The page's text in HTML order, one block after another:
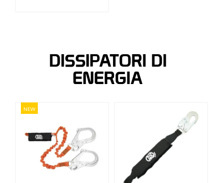
DISSIPATORI DI
ENERGIA
NEW